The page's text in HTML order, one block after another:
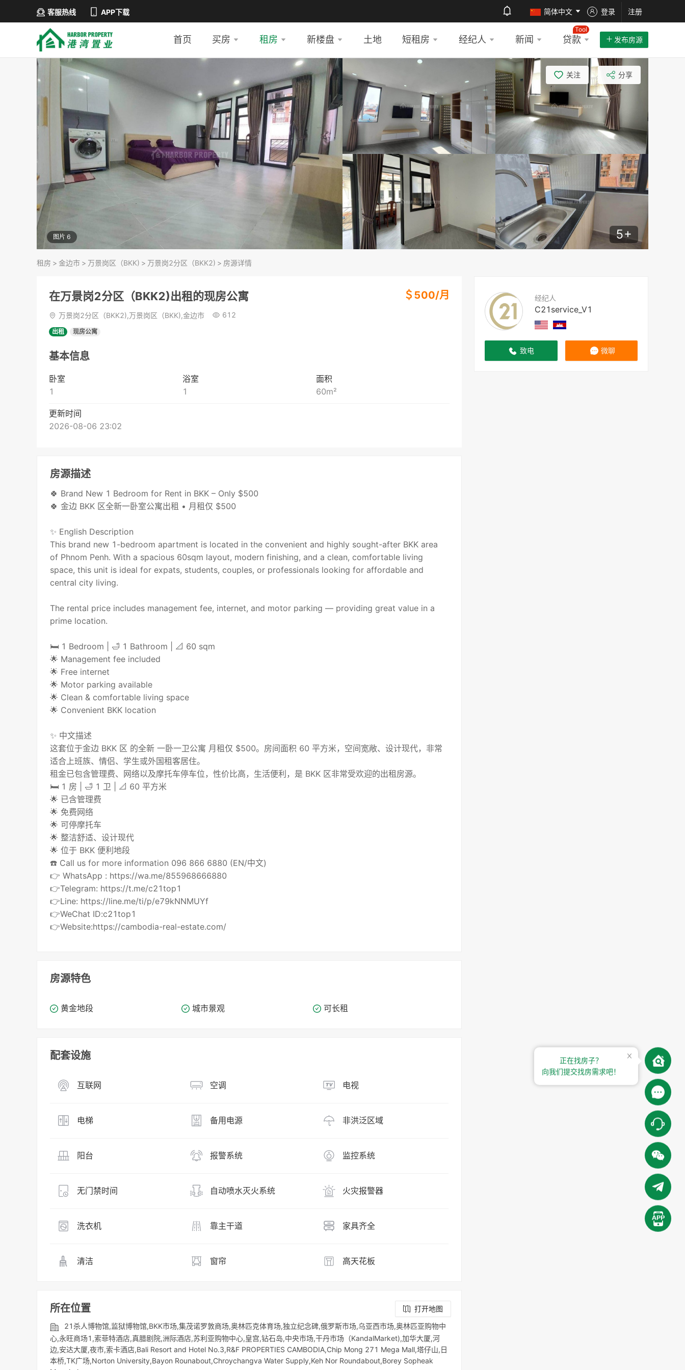
客服热线 APP下载 简体中文 登录 注册
首页 买房 租房 新楼盘 土地 短租房 经纪人 新闻 贷款
Tool
发布房源
图片 6 5+
关注 分享
租房 > 金边市 > 万景岗区（BKK) > 万景岗2分区（BKK2) > 房源详情
经纪人
C21service_V1
致电 微聊
在万景岗2分区（BKK2)出租的现房公寓 ＄ 500/月
万景岗2分区（BKK2),万景岗区（BKK),金边市 612
出租 现房公寓
基本信息
卧室
1
浴室
1
面积
60m²
更新时间
2026-08-06 23:02
房源描述
🍀 Brand New 1 Bedroom for Rent in BKK – Only $500
🍀 金边 BKK 区全新一卧室公寓出租 • 月租仅 $500
✨ English Description
This brand new 1-bedroom apartment is located in the convenient and highly sought-after BKK area
of Phnom Penh. With a spacious 60sqm layout, modern finishing, and a clean, comfortable living
space, this unit is ideal for expats, students, couples, or professionals looking for affordable and
central city living.
The rental price includes management fee, internet, and motor parking — providing great value in a
prime location.
🛏 1 Bedroom | 🛁 1 Bathroom | 📐 60 sqm
🌟 Management fee included
🌟 Free internet
🌟 Motor parking available
🌟 Clean & comfortable living space
🌟 Convenient BKK location
✨ 中文描述
这套位于金边 BKK 区 的全新 一卧一卫公寓 月租仅 $500。房间面积 60 平方米，空间宽敞、设计现代，非常
适合上班族、情侣、学生或外国租客居住。
租金已包含管理费、网络以及摩托车停车位，性价比高，生活便利，是 BKK 区非常受欢迎的出租房源。
🛏 1 房 | 🛁 1 卫 | 📐 60 平方米
🌟 已含管理费
🌟 免费网络
🌟 可停摩托车
🌟 整洁舒适、设计现代
🌟 位于 BKK 便利地段
☎️ Call us for more information 096 866 6880 (EN/中文)
👉 WhatsApp : https://wa.me/855968666880
👉Telegram: https://t.me/c21top1
👉Line: https://line.me/ti/p/e79kNNMUYf
👉WeChat ID:c21top1
👉Website:https://cambodia-real-estate.com/
房源特色
黄金地段 城市景观 可长租
配套设施
互联网 空调 电视
电梯 备用电源 非洪泛区域
阳台 报警系统 监控系统
无门禁时间 自动喷水灭火系统 火灾报警器
洗衣机 靠主干道 家具齐全
清洁 窗帘 高天花板
所在位置
打开地图
21杀人博物馆,监狱博物馆,BKK市场,集茂诺罗敦商场,奥林匹克体育场,独立纪念碑,俄罗斯市场,乌亚西市场,奥林匹亚购物中
心,永旺商场1,索菲特酒店,真腊剧院,洲际酒店,苏利亚购物中心,皇宫,钻石岛,中央市场,干丹市场（KandalMarket),加华大厦,河
边,安达大厦,夜市,索卡酒店,Bali Resort and Hotel No.3,R&F PROPERTIES CAMBODIA,Chip Mong 271 Mega Mall,塔仔山,日
本桥,TK广场,Norton University,Bayon Rounabout,Chroychangva Water Supply,Keh Nor Roundabout,Borey Sopheak
正在找房子？
向我们提交找房需求吧！